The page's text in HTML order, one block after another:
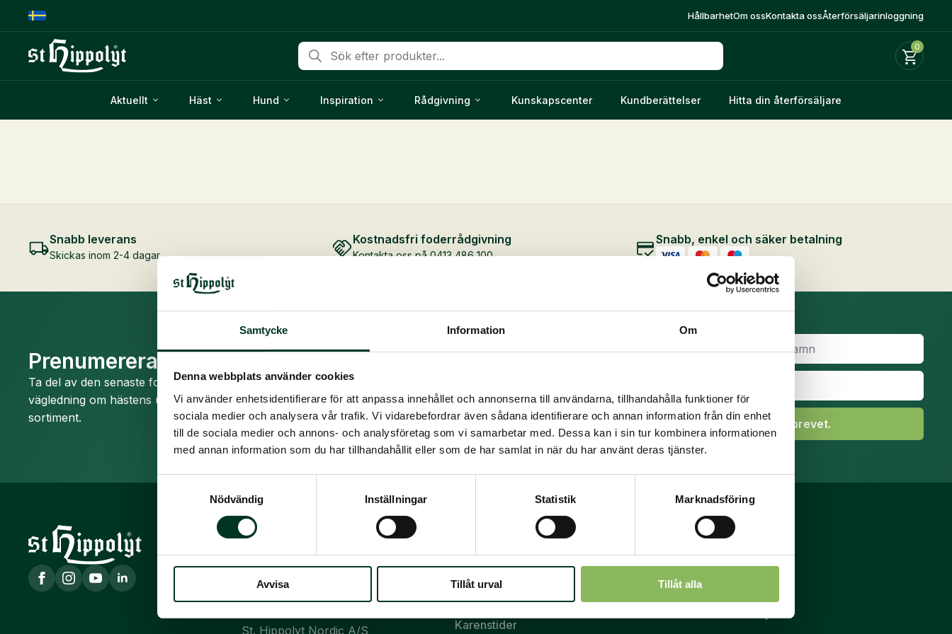
Samtycke Information Om
Denna webbplats använder cookies
Vi använder enhetsidentifierare för att anpassa innehållet och annonserna till användarna, tillhandahålla funktioner för
sociala medier och analysera vår trafik. Vi vidarebefordrar även sådana identifierare och annan information från din enhet
till de sociala medier och annons- och analysföretag som vi samarbetar med. Dessa kan i sin tur kombinera informationen
med annan information som du har tillhandahållit eller som de har samlat in när du har använt deras tjänster.
Samtyckesval
Nödvändig
Inställningar Statistik Marknadsföring
Avvisa Tillåt urval Tillåt alla
HållbarhetOm ossKontakta ossÅterförsäljarinloggning
Produktsökning 0
Aktuellt Häst Hund Inspiration Rådgivning Kunskapscenter Kundberättelser Hitta din återförsäljare
Snabb leverans
Skickas inom 2-4 dagar
Kostnadsfri foderrådgivning
Kontakta oss på 0413 486 100
Snabb, enkel och säker betalning
Prenumerera på nyhetsbrev
Ta del av den senaste forskningen om hästnutrition och få kunskap och
vägledning om hästens utfodring året runt. Du får också nyheter från St. Hippolyt
sortiment.
*
*
*
Prenumerera på nyhetsbrevet.
St. Hippolyt
org. nr. 556775-4386
Tel. 0413 486 100
info@hippolyt.se
St. Hippolyt Nordic A/S
Kunskapscentrum
Katalog
Flyers
Artiklar
Om oss
Karenstider
Kundservice
Foderstat
Kontakta oss
Leverans
Allmänna villkor
Privatlivspolitik